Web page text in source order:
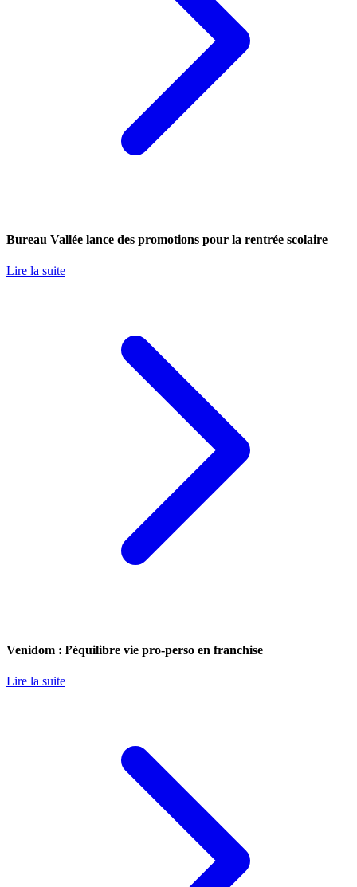
Bureau Vallée lance des promotions pour la rentrée scolaire
Lire la suite
Venidom : l’équilibre vie pro-perso en franchise
Lire la suite